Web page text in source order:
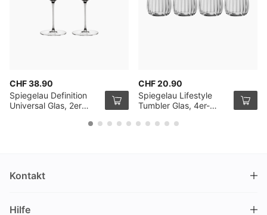
CHF 38.90
Spiegelau Definition
Universal Glas, 2er
CHF 20.90
Spiegelau Lifestyle
Tumbler Glas, 4er-
Kontakt
Nüschelerstrasse 35
Hilfe